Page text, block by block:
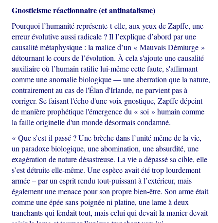
Gnosticisme réactionnaire (et antinatalisme)
Pourquoi l’humanité représente-t-elle, aux yeux de Zapffe, une
erreur évolutive aussi radicale ? Il l’explique d’abord par une
causalité métaphysique : la malice d’un « Mauvais Démiurge »
détournant le cours de l’évolution. À cela s'ajoute une causalité
auxiliaire où l’humain ratifie lui-même cette faute, s'affirmant
comme une anomalie biologique — une aberration que la nature,
contrairement au cas de l'Élan d'Irlande, ne parvient pas à
corriger. Se faisant l'écho d'une voix gnostique, Zapffe dépeint
de manière prophétique l'émergence du « soi » humain comme
la faille originelle d'un monde désormais condamné.
« Que s’est-il passé ? Une brèche dans l’unité même de la vie,
un paradoxe biologique, une abomination, une absurdité, une
exagération de nature désastreuse. La vie a dépassé sa cible, elle
s’est détruite elle-même. Une espèce avait été trop lourdement
armée – par un esprit rendu tout-puissant à l’extérieur, mais
également une menace pour son propre bien-être. Son arme était
comme une épée sans poignée ni platine, une lame à deux
tranchants qui fendait tout, mais celui qui devait la manier devait